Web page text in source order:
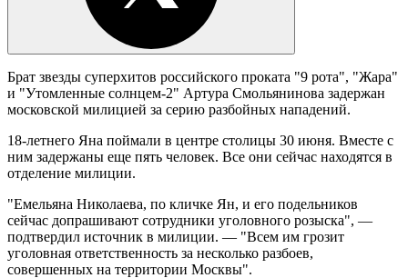
Брат звезды суперхитов российского проката "9 рота", "Жара"
и "Утомленные солнцем-2" Артура Смольянинова задержан
московской милицией за серию разбойных нападений.
18-летнего Яна поймали в центре столицы 30 июня. Вместе с
ним задержаны еще пять человек. Все они сейчас находятся в
отделение милиции.
"Емельяна Николаева, по кличке Ян, и его подельников
сейчас допрашивают сотрудники уголовного розыска", —
подтвердил источник в милиции. — "Всем им грозит
уголовная ответственность за несколько разбоев,
совершенных на территории Москвы".